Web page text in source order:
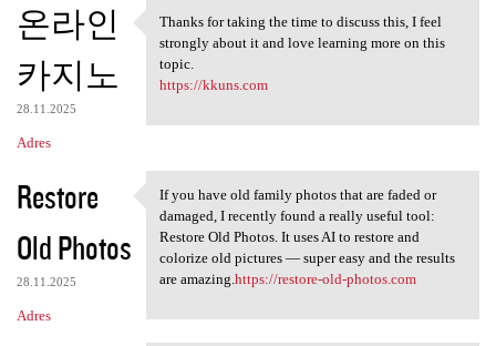
온라인
카지노
28.11.2025
Adres
Thanks for taking the time to
Thanks for taking the time to discuss this, I feel
strongly about it and love learning more on this
topic.
https://kkuns.com
Restore
Old Photos
28.11.2025
Adres
If you have old family photos
If you have old family photos that are faded or
damaged, I recently found a really useful tool:
Restore Old Photos. It uses AI to restore and
colorize old pictures — super easy and the results
are amazing. https://restore-old-photos.com